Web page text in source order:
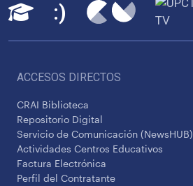
ACCESOS DIRECTOS
CRAI Biblioteca
Repositorio Digital
Servicio de Comunicación (NewsHUB)
Actividades Centros Educativos
Factura Electrónica
Perfil del Contratante